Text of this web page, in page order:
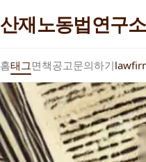
산재노동법연구소
홈태그면책공고문의하기